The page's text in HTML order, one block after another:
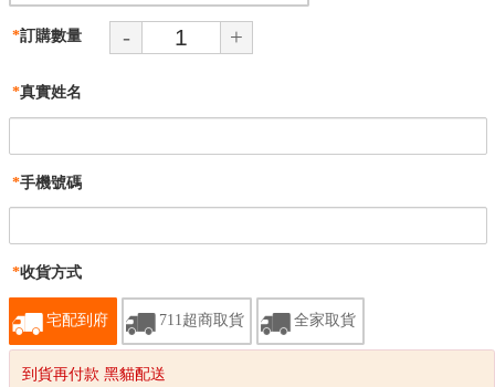
訂購數量
* - +
真實姓名
*
手機號碼
*
收貨方式
*
宅配到府 711超商取貨 全家取貨
到貨再付款 黑貓配送